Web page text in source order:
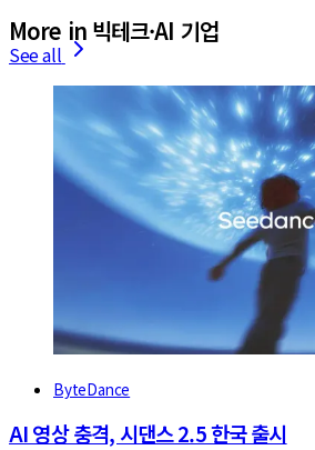
More in 빅테크·AI 기업
See all
ByteDance
AI 영상 충격, 시댄스 2.5 한국 출시